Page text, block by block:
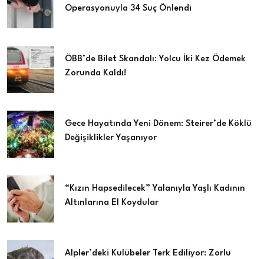
Operasyonuyla 34 Suç Önlendi
ÖBB’de Bilet Skandalı: Yolcu İki Kez Ödemek
Zorunda Kaldı!
Gece Hayatında Yeni Dönem: Steirer’de Köklü
Değişiklikler Yaşanıyor
“Kızın Hapsedilecek” Yalanıyla Yaşlı Kadının
Altınlarına El Koydular
Alpler’deki Kulübeler Terk Ediliyor: Zorlu